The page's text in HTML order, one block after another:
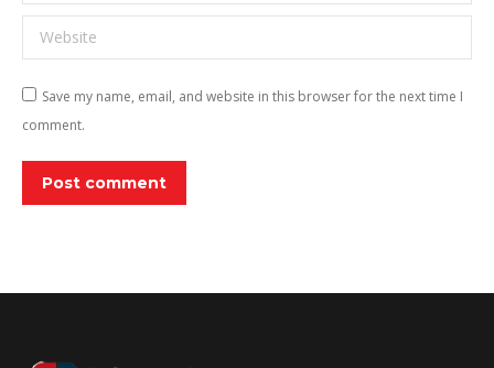
Website
Save my name, email, and website in this browser for the next time I
comment.
Post comment